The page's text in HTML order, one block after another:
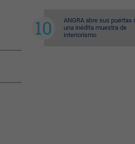
ANGRA abre sus puertas
una inédita muestra de
interiorismo